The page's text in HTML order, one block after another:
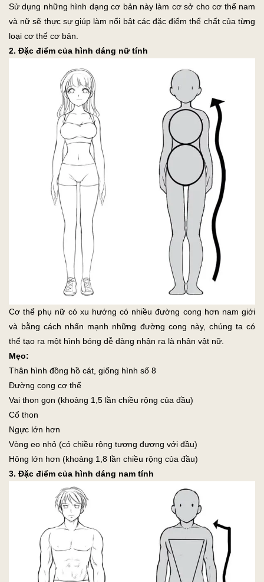
Sử dụng những hình dạng cơ bản này làm cơ sở cho cơ thể nam
và nữ sẽ thực sự giúp làm nổi bật các đặc điểm thể chất của từng
loại cơ thể cơ bản.
2. Đặc điểm của hình dáng nữ tính
Cơ thể phụ nữ có xu hướng có nhiều đường cong hơn nam giới
và bằng cách nhấn mạnh những đường cong này, chúng ta có
thể tạo ra một hình bóng dễ dàng nhận ra là nhân vật nữ.
Mẹo:
Thân hình đồng hồ cát, giống hình số 8
Đường cong cơ thể
Vai thon gọn (khoảng 1,5 lần chiều rộng của đầu)
Cổ thon
Ngực lớn hơn
Vòng eo nhỏ (có chiều rộng tương đương với đầu)
Hông lớn hơn (khoảng 1,8 lần chiều rộng của đầu)
3. Đặc điểm của hình dáng nam tính